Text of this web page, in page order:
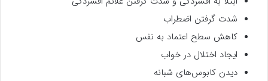
شدت گرفتن اضطراب
کاهش سطح اعتماد به نفس
ایجاد اختلال در خواب
دیدن کابوس‌های شبانه